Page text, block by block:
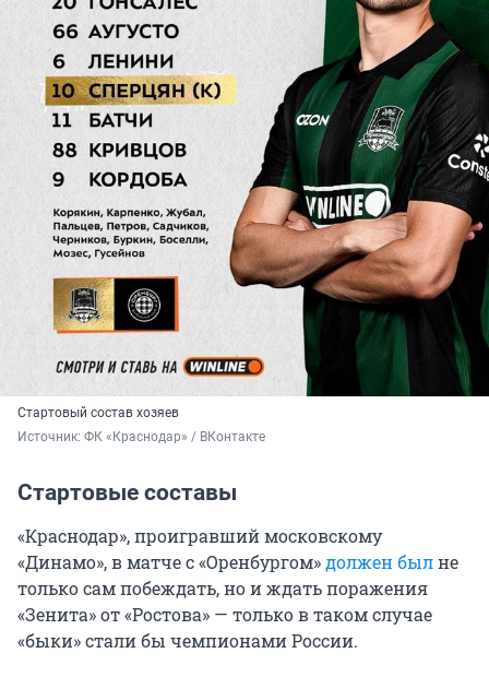
Стартовый состав хозяев
Источник: ФК «Краснодар» / ВКонтакте
Стартовые составы
«Краснодар», проигравший московскому
«Динамо», в матче с «Оренбургом»должен былне
только сам побеждать, но и ждать поражения
«Зенита» от «Ростова» — только в таком случае
«быки» стали бы чемпионами России.